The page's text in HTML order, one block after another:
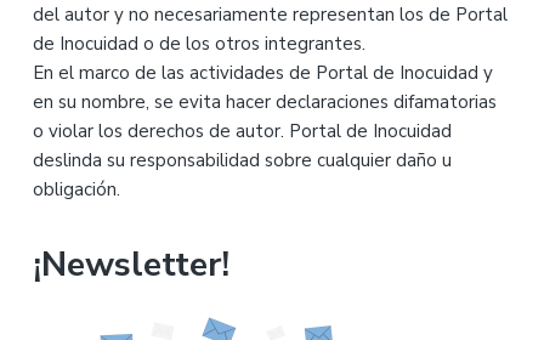
del autor y no necesariamente representan los de Portal
de Inocuidad o de los otros integrantes.
En el marco de las actividades de Portal de Inocuidad y
en su nombre, se evita hacer declaraciones difamatorias
o violar los derechos de autor. Portal de Inocuidad
deslinda su responsabilidad sobre cualquier daño u
obligación.
¡Newsletter!